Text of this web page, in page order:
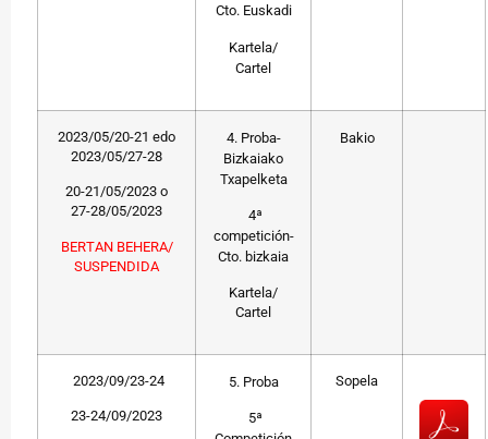
Cto. Euskadi
Kartela/
Cartel
2023/05/20-21 edo
2023/05/27-28
20-21/05/2023 o
27-28/05/2023
BERTAN BEHERA/
SUSPENDIDA
4. Proba-
Bizkaiako
Txapelketa
4ª
competición-
Cto. bizkaia
Kartela/
Cartel
Bakio
2023/09/23-24
23-24/09/2023
5. Proba
5ª
Sopela